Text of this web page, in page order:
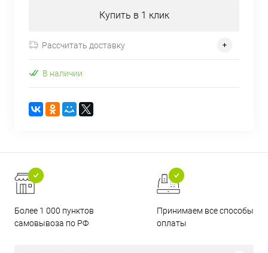
Купить в 1 клик
Рассчитать доставку
В наличии
Более 1 000 пунктов
самовывоза по РФ
Принимаем все способы
оплаты